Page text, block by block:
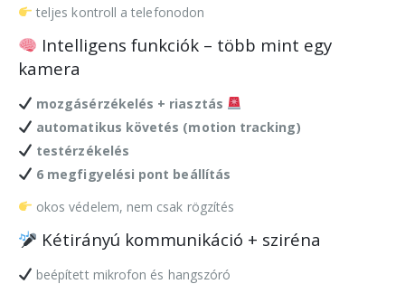
teljes kontroll a telefonodon
Intelligens funkciók – több mint egy
kamera
mozgásérzékelés + riasztás
automatikus követés (motion tracking)
testérzékelés
6 megfigyelési pont beállítás
okos védelem, nem csak rögzítés
Kétirányú kommunikáció + sziréna
beépített mikrofon és hangszóró